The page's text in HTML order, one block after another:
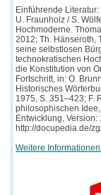
Einführende Literatur:
U. Fraunholz / S.
Hochmoderne.
2012; Th. Hänseroth,
seine selbstlosen
technokratischen
die Konstitution von
Fortschritt, in: O.
Historisches
1975, S. 351–423; F.
philosophischen
Entwicklung,
http://docupedia.de/
Weitere